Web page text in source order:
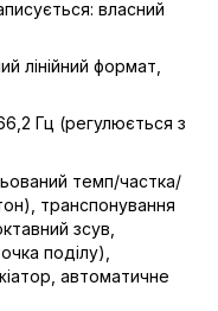
власний
лінійний формат,
Гц (регулюється з
темп/частка/
транспонування
зсув,
поділу),
автоматичне